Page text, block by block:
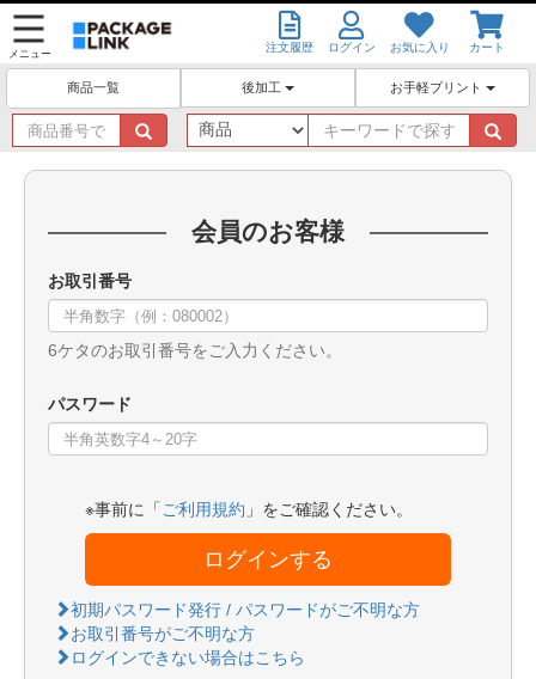
メニュー 注文履歴 ログイン お気に入り カート
商品一覧 後加工 お手軽プリント
商
品
番
キ
ー
ワ
会員のお客様
お取引番号
6ケタのお取引番号をご入力ください。
パスワード
※事前に「 ご利用規約 」をご確認ください。
ログインする
初期パスワード発行 / パスワードがご不明な方
お取引番号がご不明な方
ログインできない場合はこちら